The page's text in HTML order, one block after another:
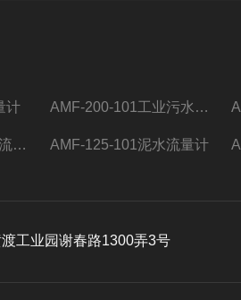
计 AMF-200-101工业污水流量计
AMF-150-101循环水流量计,电磁流量计 AMF-125-101泥水流量计
渡工业园谢春路1300弄3号